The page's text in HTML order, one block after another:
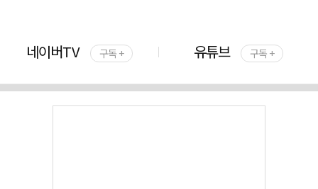
네이버TV 구독 + 유튜브 구독 +